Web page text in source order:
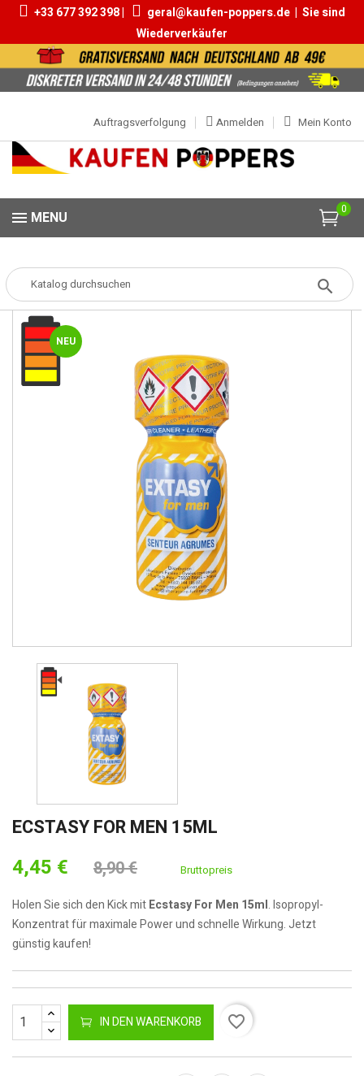
+33 677 392 398 | geral@kaufen-poppers.de | Sie sind
Wiederverkäufer
Mein Konto
Anmelden
Auftragsverfolgung
0
MENU
Popper Popper Medium Ecstasy For Men 15ml
NEU
ECSTASY FOR MEN 15ML
4,45 € 8,90 € Bruttopreis
Holen Sie sich den Kick mitEcstasy For Men 15ml. Isopropyl-
Konzentrat für maximale Power und schnelle Wirkung. Jetzt
günstig kaufen!
IN DEN WARENKORB favorite_border